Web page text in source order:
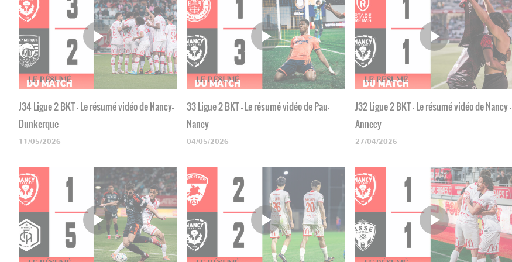
J34 Ligue 2 BKT - Le résumé vidéo de Nancy-
Dunkerque
11/05/2026
33 Ligue 2 BKT - Le résumé vidéo de Pau-
Nancy
04/05/2026
J32 Ligue 2 BKT - Le résumé vidéo de Nancy -
Annecy
27/04/2026